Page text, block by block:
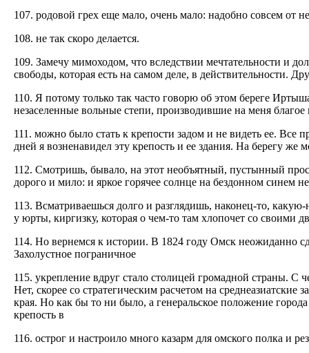
107. родовой грех еще мало, очень мало: надобно совсем от
108. не так скоро делается.
109. Замечу мимоходом, что вследствии мечтательности и
свободы, которая есть на самом деле, в действительности.
110. Я потому только так часто говорю об этом береге
незаселенные вольные степи, производившие на меня
111. можно было стать к крепости задом и не видеть ее.
дней я возненавидел эту крепость и ее здания. На берегу же
112. Смотришь, бывало, на этот необъятный, пустынный
дорого и мило: и яркое горячее солнце на бездонном синем
113. Всматриваешься долго и разглядишь, наконец-то,
у юрты, киргизку, которая о чем-то там хлопочет со своими
114. Но вернемся к истории. В 1824 году Омск неожиданно
Захолустное пограничное
115. укрепление вдруг стало столицей громадной страны.
Нет, скорее со стратегическим расчетом на
края. Но как бы то ни было, а генеральское положение
крепость в
116. острог и настроило много казарм для омского полка и